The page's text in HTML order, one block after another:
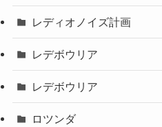
レディオノイズ計画
レデボウリア
レデボウリア
ロツンダ